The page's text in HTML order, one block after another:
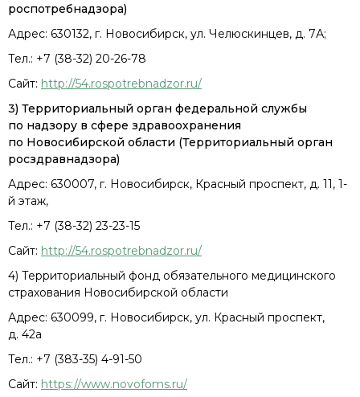
роспотребнадзора)
Адрес: 630132, г. Новосибирск, ул. Челюскинцев, д. 7А;
Тел.: +7 (38-32) 20-26-78
Сайт: http://54.rospotrebnadzor.ru/
3) Территориальный орган федеральной службы
по надзору в сфере здравоохранения
по Новосибирской области (Территориальный орган
росздравнадзора)
Адрес: 630007, г. Новосибирск, Красный проспект, д. 11, 1-
й этаж,
Тел.: +7 (38-32) 23-23-15
Сайт: http://54.rospotrebnadzor.ru/
4) Территориальный фонд обязательного медицинского
страхования Новосибирской области
Адрес: 630099, г. Новосибирск, ул. Красный проспект,
д. 42а
Тел.: +7 (383-35) 4-91-50
Сайт: https://www.novofoms.ru/